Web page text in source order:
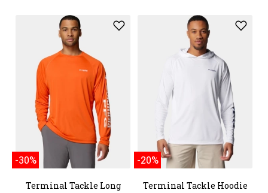
-30%
Terminal Tackle Long
-20%
Terminal Tackle Hoodie